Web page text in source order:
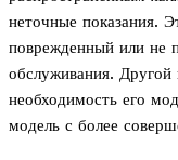
неточные показания.
поврежденный или не
обслуживания. Другой
необходимость его
модель с более